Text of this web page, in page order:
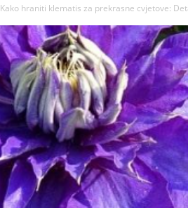
Kako hraniti klematis za prekrasne cvjetove: